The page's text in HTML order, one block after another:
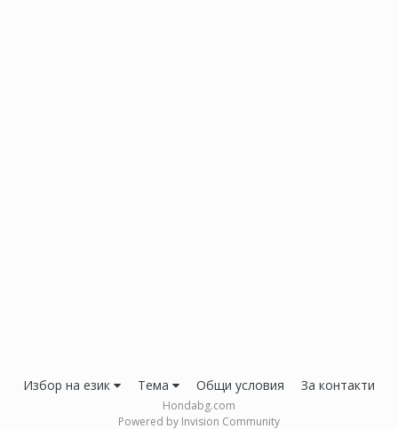
Избор на език Тема Общи условия За контакти
Hondabg.com
Powered by Invision Community